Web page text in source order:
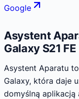
Google
Asystent
Galaxy S21 FE
Asystent Aparatu
Galaxy, która daje
domyślną aplikacją